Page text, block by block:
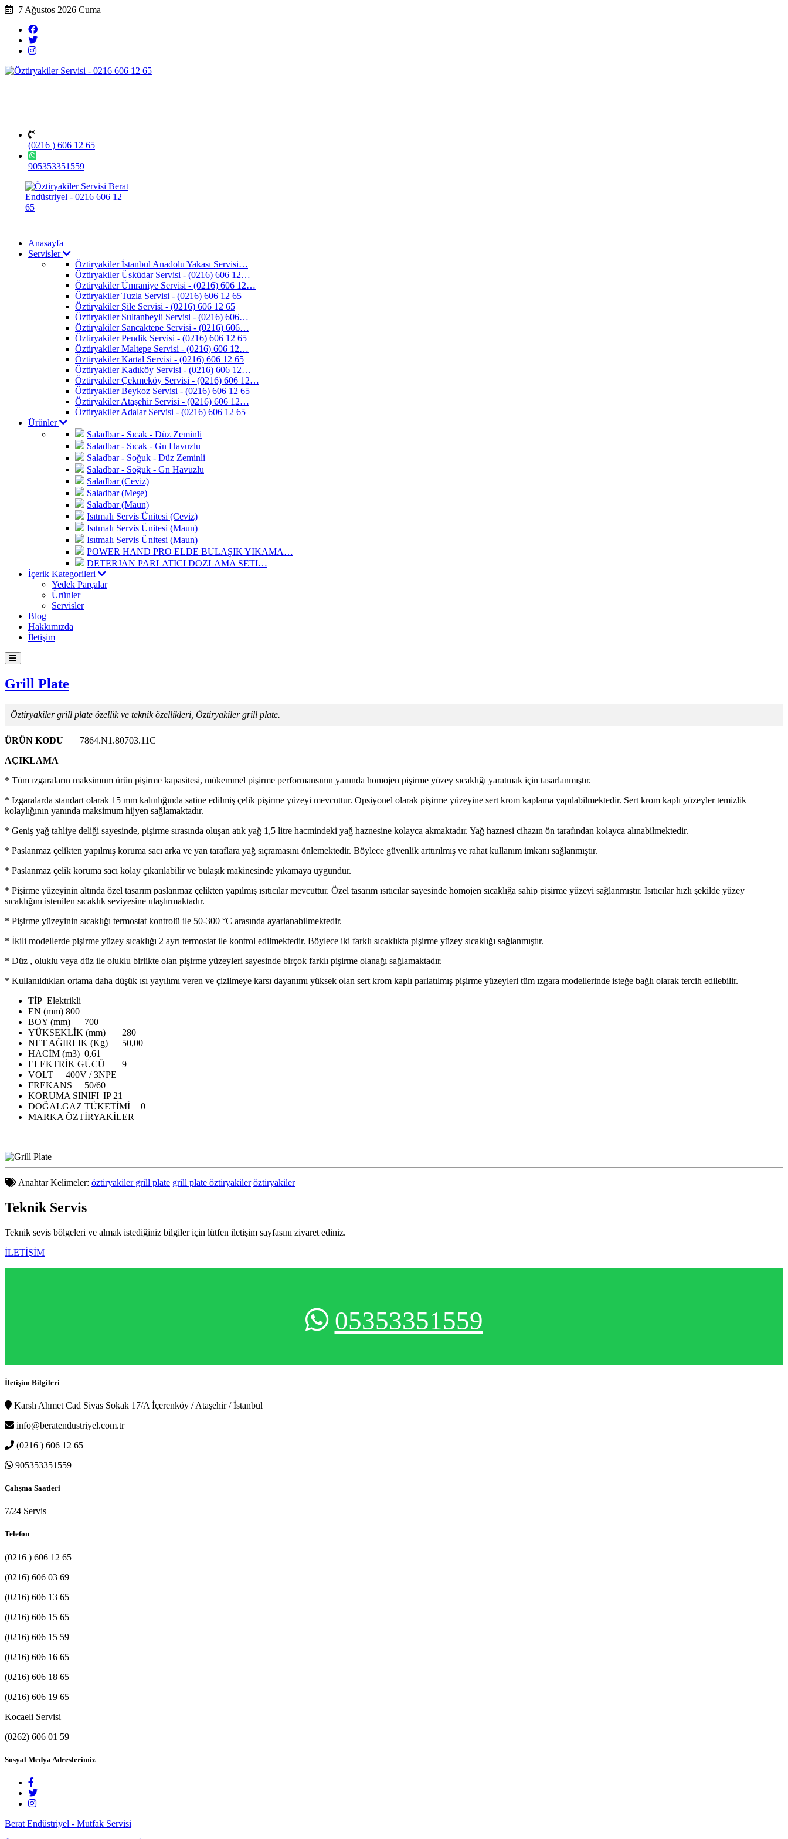
7 Ağustos 2026 Cuma
(0216 ) 606 12 65
905353351559
Anasayfa
Servisler
Öztiryakiler İstanbul Anadolu Yakası Servisi…
Öztiryakiler Üsküdar Servisi - (0216) 606 12…
Öztiryakiler Ümraniye Servisi - (0216) 606 12…
Öztiryakiler Tuzla Servisi - (0216) 606 12 65
Öztiryakiler Şile Servisi - (0216) 606 12 65
Öztiryakiler Sultanbeyli Servisi - (0216) 606…
Öztiryakiler Sancaktepe Servisi - (0216) 606…
Öztiryakiler Pendik Servisi - (0216) 606 12 65
Öztiryakiler Maltepe Servisi - (0216) 606 12…
Öztiryakiler Kartal Servisi - (0216) 606 12 65
Öztiryakiler Kadıköy Servisi - (0216) 606 12…
Öztiryakiler Çekmeköy Servisi - (0216) 606 12…
Öztiryakiler Beykoz Servisi - (0216) 606 12 65
Öztiryakiler Ataşehir Servisi - (0216) 606 12…
Öztiryakiler Adalar Servisi - (0216) 606 12 65
Ürünler
Saladbar - Sıcak - Düz Zeminli
Saladbar - Sıcak - Gn Havuzlu
Saladbar - Soğuk - Düz Zeminli
Saladbar - Soğuk - Gn Havuzlu
Saladbar (Ceviz)
Saladbar (Meşe)
Saladbar (Maun)
Isıtmalı Servis Ünitesi (Ceviz)
Isıtmalı Servis Ünitesi (Maun)
Isıtmalı Servis Ünitesi (Maun)
POWER HAND PRO ELDE BULAŞIK YIKAMA…
DETERJAN PARLATICI DOZLAMA SETI…
İçerik Kategorileri
Yedek Parçalar
Ürünler
Servisler
Blog
Hakkımızda
İletişim
Grill Plate
Öztiryakiler grill plate özellik ve teknik özellikleri, Öztiryakiler grill plate.
ÜRÜN KODU
7864.N1.80703.11C
AÇIKLAMA
* Tüm ızgaraların maksimum ürün pişirme kapasitesi, mükemmel pişirme performansının yanında homojen pişirme yüzey sıcaklığı yaratmak için tasarlanmıştır.
* Izgaralarda standart olarak 15 mm kalınlığında satine edilmiş çelik pişirme yüzeyi mevcuttur. Opsiyonel olarak pişirme yüzeyine sert krom kaplama yapılabilmektedir. Sert krom kaplı yüzeyler temizlik
kolaylığının yanında maksimum hijyen sağlamaktadır.
* Geniş yağ tahliye deliği sayesinde, pişirme sırasında oluşan atık yağ 1,5 litre hacmindeki yağ haznesine kolayca akmaktadır. Yağ haznesi cihazın ön tarafından kolayca alınabilmektedir.
* Paslanmaz çelikten yapılmış koruma sacı arka ve yan taraflara yağ sıçramasını önlemektedir. Böylece güvenlik arttırılmış ve rahat kullanım imkanı sağlanmıştır.
* Paslanmaz çelik koruma sacı kolay çıkarılabilir ve bulaşık makinesinde yıkamaya uygundur.
* Pişirme yüzeyinin altında özel tasarım paslanmaz çelikten yapılmış ısıtıcılar mevcuttur. Özel tasarım ısıtıcılar sayesinde homojen sıcaklığa sahip pişirme yüzeyi sağlanmıştır. Isıtıcılar hızlı şekilde yüzey
sıcaklığını istenilen sıcaklık seviyesine ulaştırmaktadır.
* Pişirme yüzeyinin sıcaklığı termostat kontrolü ile 50-300 °C arasında ayarlanabilmektedir.
* İkili modellerde pişirme yüzey sıcaklığı 2 ayrı termostat ile kontrol edilmektedir. Böylece iki farklı sıcaklıkta pişirme yüzey sıcaklığı sağlanmıştır.
* Düz , oluklu veya düz ile oluklu birlikte olan pişirme yüzeyleri sayesinde birçok farklı pişirme olanağı sağlamaktadır.
* Kullanıldıkları ortama daha düşük ısı yayılımı veren ve çizilmeye karsı dayanımı yüksek olan sert krom kaplı parlatılmış pişirme yüzeyleri tüm ızgara modellerinde isteğe bağlı olarak tercih edilebilir.
TİP Elektrikli
EN (mm) 800
BOY (mm)
700
YÜKSEKLİK (mm)
280
NET AĞIRLIK (Kg)
50,00
HACİM (m3) 0,61
ELEKTRİK GÜCÜ
9
VOLT
400V / 3NPE
FREKANS
50/60
KORUMA SINIFI IP 21
DOĞALGAZ TÜKETİMİ
0
MARKA ÖZTİRYAKİLER
Anahtar Kelimeler: öztiryakiler grill plate grill plate öztiryakiler öztiryakiler
Teknik Servis
Teknik sevis bölgeleri ve almak istediğiniz bilgiler için lütfen iletişim sayfasını ziyaret ediniz.
İLETİŞİM
05353351559
İletişim Bilgileri
Karslı Ahmet Cad Sivas Sokak 17/A İçerenköy / Ataşehir / İstanbul
info@beratendustriyel.com.tr
(0216 ) 606 12 65
905353351559
Çalışma Saatleri
7/24 Servis
Telefon
(0216 ) 606 12 65
(0216) 606 03 69
(0216) 606 13 65
(0216) 606 15 65
(0216) 606 15 59
(0216) 606 16 65
(0216) 606 18 65
(0216) 606 19 65
Kocaeli Servisi
(0262) 606 01 59
Sosyal Medya Adreslerimiz
Berat Endüstriyel - Mutfak Servisi